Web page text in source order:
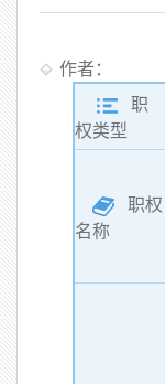
作者：
职
权类型
职权
名称